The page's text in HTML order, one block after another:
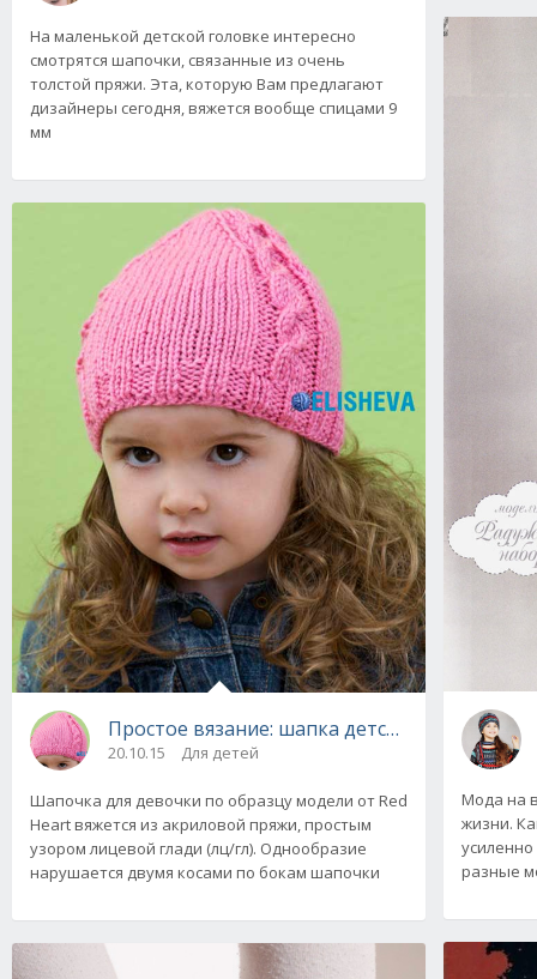
На маленькой детской головке интересно
смотрятся шапочки, связанные из очень
толстой пряжи. Эта, которую Вам предлагают
дизайнеры сегодня, вяжется вообще спицами 9
мм
Простое вязание: шапка детская от Red
20.10.15 Для детей
Шапочка для девочки по образцу модели от Red
Heart вяжется из акриловой пряжи, простым
узором лицевой глади (лц/гл). Однообразие
нарушается двумя косами по бокам шапочки
Мода на
жизни.
разные